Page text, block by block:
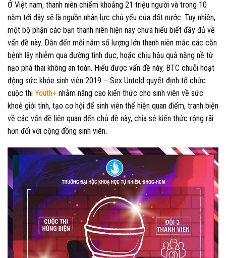
Ở Việt nam, thanh niên chiếm khoảng 21 triệu người và trong 10
năm tới đây sẽ là nguồn nhân lực chủ yếu của đất nước. Tuy nhiên,
một bộ phận các bạn thanh niên hiện nay chưa hiểu biết đầy đủ về
vấn đề này. Dẫn đến mỗi năm số lượng lớn thanh niên mắc các căn
bệnh lây nhiễm qua đường tình dục, hoặc chịu hậu quả nặng nề từ
nạo phá thai không an toàn. Hiểu được vấn đề này, BTC chuỗi hoạt
động sức khỏe sinh viên 2019 – Sex Untold quyết định tổ chức
cuộc thi Youth+ nhằm nâng cao kiến thức cho sinh viên về sức
khoẻ giới tính, tạo cơ hội để sinh viên thể hiện quan điểm, tranh biện
về các vấn đề liên quan đến chủ đề này, chia sẻ kiến thức rộng rãi
hơn đối với cộng đồng sinh viên.